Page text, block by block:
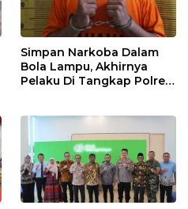
Simpan Narkoba Dalam
Bola Lampu, Akhirnya
Pelaku Di Tangkap Polres